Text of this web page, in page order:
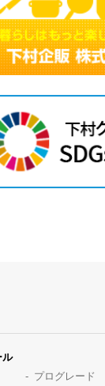
ル
プログレード